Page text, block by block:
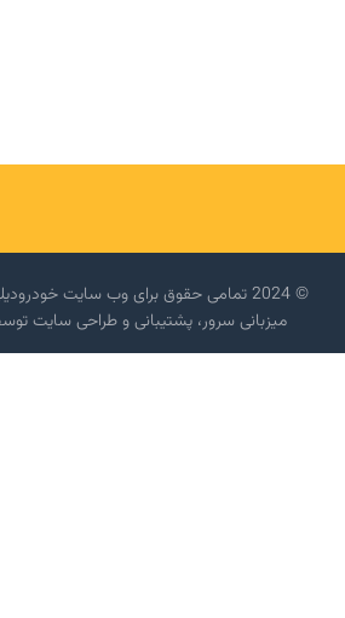
© 2024 تمامی حقوق برای وب سایت خودرودیلی محفوظ است.
میزبانی سرور، پشتیبانی و طراحی سایت